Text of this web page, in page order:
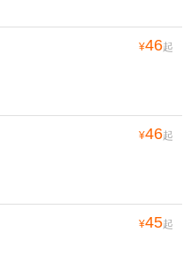
¥46起
¥46起
¥45起